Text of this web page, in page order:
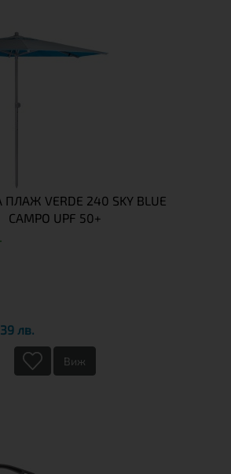
VERDE 240 SKY BLUE
CAMPO UPF 50+
лв.
Виж